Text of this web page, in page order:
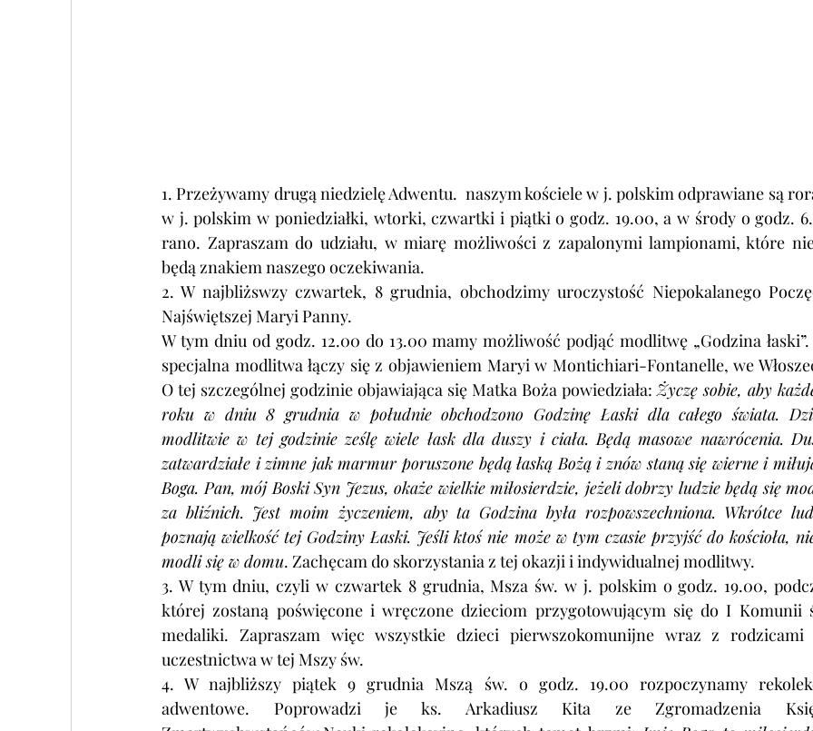
1. Przeżywamy drugą niedzielę Adwentu.  naszym kościele w j. polskim odprawiane są
w j. polskim w poniedziałki, wtorki, czwartki i piątki o godz. 19.00, a w środy o godz.
rano. Zapraszam do udziału, w miarę możliwości z zapalonymi lampionami, które
będą znakiem naszego oczekiwania.
2. W najbliżswzy czwartek, 8 grudnia, obchodzimy uroczystość Niepokalanego
Najświętszej Maryi Panny.
W tym dniu od godz. 12.00 do 13.00 mamy możliwość podjąć modlitwę „Godzina łaski”.
specjalna modlitwa łączy się z objawieniem Maryi w Montichiari-Fontanelle, we
O tej szczególnej godzinie objawiająca się Matka Boża powiedziała: Życzę sobie, aby
roku w dniu 8 grudnia w południe obchodzono Godzinę Łaski dla całego świata.
modlitwie w tej godzinie ześlę wiele łask dla duszy i ciała. Będą masowe nawrócenia.
zatwardziałe i zimne jak marmur poruszone będą łaską Bożą i znów staną się wierne i
Boga. Pan, mój Boski Syn Jezus, okaże wielkie miłosierdzie, jeżeli dobrzy ludzie będą się
za bliźnich. Jest moim życzeniem, aby ta Godzina była rozpowszechniona. Wkrótce
poznają wielkość tej Godziny Łaski. Jeśli ktoś nie może w tym czasie przyjść do kościoła,
modli się w domu. Zachęcam do skorzystania z tej okazji i indywidualnej modlitwy.
3. W tym dniu, czyli w czwartek 8 grudnia, Msza św. w j. polskim o godz. 19.00,
której zostaną poświęcone i wręczone dzieciom przygotowującym się do I Komunii
medaliki. Zapraszam więc wszystkie dzieci pierwszokomunijne wraz z rodzicami
uczestnictwa w tej Mszy św.
4. W najbliższy piątek 9 grudnia Mszą św. o godz. 19.00 rozpoczynamy
adwentowe. Poprowadzi je ks. Arkadiusz Kita ze Zgromadzenia